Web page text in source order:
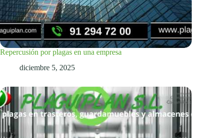
Repercusión por plagas en una empresa
diciembre 5, 2025